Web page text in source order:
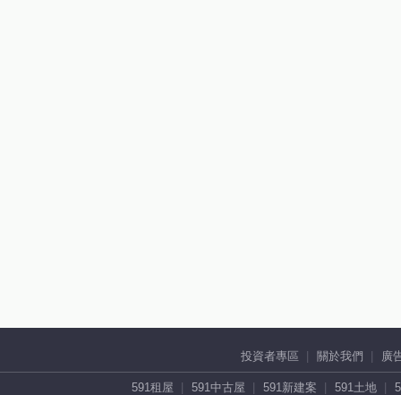
投資者專區 關於我們 廣
591租屋 591中古屋 591新建案 591土地